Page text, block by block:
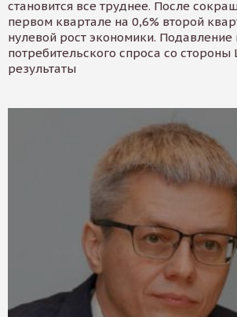
становится все труднее. После
первом квартале на 0,6% второй
нулевой рост экономики. Подавление
потребительского спроса со
результаты